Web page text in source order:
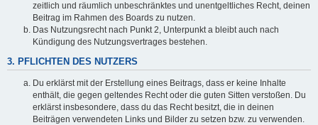
zeitlich und räumlich unbeschränktes und unentgeltliches Recht, deinen
Beitrag im Rahmen des Boards zu nutzen.
Das Nutzungsrecht nach Punkt 2, Unterpunkt a bleibt auch nach
Kündigung des Nutzungsvertrages bestehen.
3. PFLICHTEN DES NUTZERS
Du erklärst mit der Erstellung eines Beitrags, dass er keine Inhalte
enthält, die gegen geltendes Recht oder die guten Sitten verstoßen. Du
erklärst insbesondere, dass du das Recht besitzt, die in deinen
Beiträgen verwendeten Links und Bilder zu setzen bzw. zu verwenden.